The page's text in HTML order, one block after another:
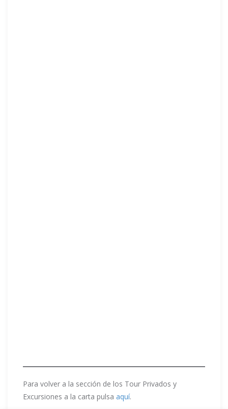
Para volver a la sección de los Tour Privados y
Excursiones a la carta pulsa aquí.